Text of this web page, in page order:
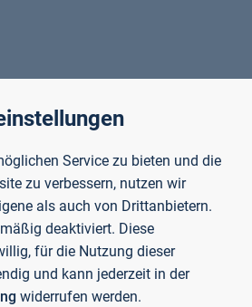
Service zu bieten und die
zu verbessern, nutzen wir
als auch von Drittanbietern.
deaktiviert. Diese
für die Nutzung dieser
und kann jederzeit in der
widerrufen werden.